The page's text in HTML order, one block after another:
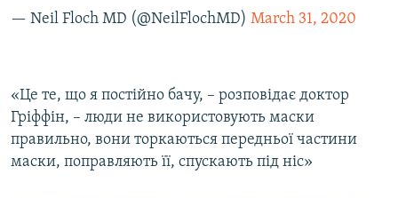
— Neil Floch MD (@NeilFlochMD) March 31, 2020
«Це те, що я постійно бачу, – розповідає доктор
Гріффін, – люди не використовують маски
правильно, вони торкаються передньої частини
маски, поправляють її, спускають під ніс»